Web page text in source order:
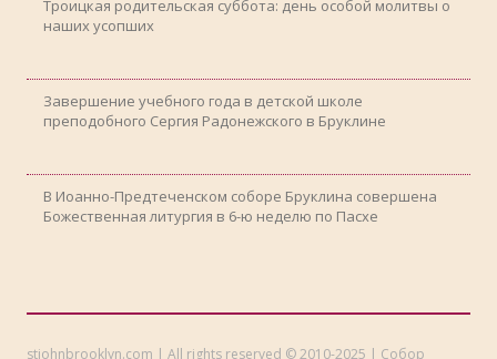
Троицкая родительская суббота: день особой молитвы о
наших усопших
Завершение учебного года в детской школе
преподобного Сергия Радонежского в Бруклине
В Иоанно-Предтеченском соборе Бруклина совершена
Божественная литургия в 6-ю неделю по Пасхе
stjohnbrooklyn.com | All rights reserved © 2010-2025 | Собор